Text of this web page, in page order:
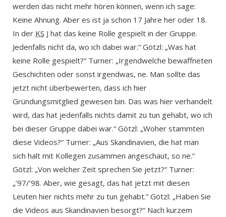
werden das nicht mehr hören können, wenn ich sage:
Keine Ahnung. Aber es ist ja schon 17 Jahre her oder 18.
In der KS J hat das keine Rolle gespielt in der Gruppe.
Jedenfalls nicht da, wo ich dabei war.“ Götzl: „Was hat
keine Rolle gespielt?“ Turner: „Irgendwelche bewaffneten
Geschichten oder sonst irgendwas, ne. Man sollte das
jetzt nicht überbewerten, dass ich hier
Gründungsmitglied gewesen bin. Das was hier verhandelt
wird, das hat jedenfalls nichts damit zu tun gehabt, wo ich
bei dieser Gruppe dabei war.“ Götzl: „Woher stammten
diese Videos?“ Turner: „Aus Skandinavien, die hat man
sich halt mit Kollegen zusammen angeschaut, so ne.“
Götzl: „Von welcher Zeit sprechen Sie jetzt?“ Turner:
„’97/’98. Aber, wie gesagt, das hat jetzt mit diesen
Leuten hier nichts mehr zu tun gehabt.“ Götzl: „Haben Sie
die Videos aus Skandinavien besorgt?“ Nach kurzem